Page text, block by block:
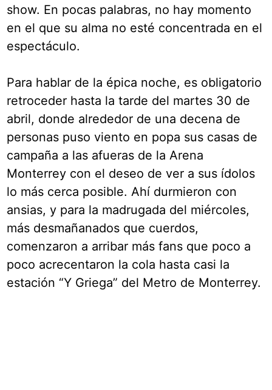
show. En pocas palabras, no hay momento
en el que su alma no esté concentrada en el
espectáculo.
Para hablar de la épica noche, es obligatorio
retroceder hasta la tarde del martes 30 de
abril, donde alrededor de una decena de
personas puso viento en popa sus casas de
campaña a las afueras de la Arena
Monterrey con el deseo de ver a sus ídolos
lo más cerca posible. Ahí durmieron con
ansias, y para la madrugada del miércoles,
más desmañanados que cuerdos,
comenzaron a arribar más fans que poco a
poco acrecentaron la cola hasta casi la
estación “Y Griega” del Metro de Monterrey.